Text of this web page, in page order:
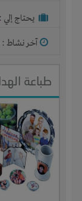
يحتاج إلي :
آخر نشاط :
طباعة